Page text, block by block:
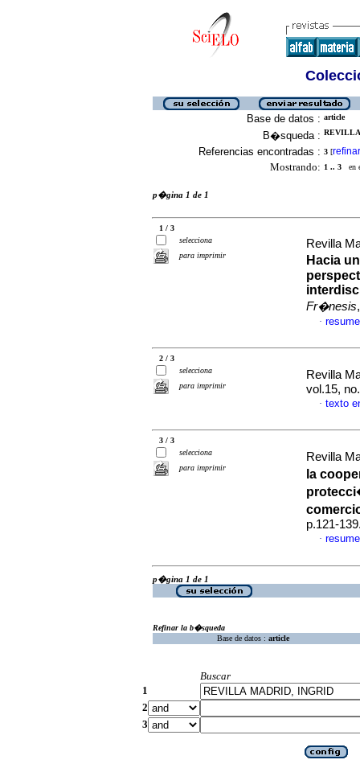
Base de datos : article
B�squeda :
Referencias encontradas : 3 [refinar
Mostrando: 1 .. 3 en
p�gina 1 de 1
1 / 3
selecciona
para imprimir
Revilla
Hacia
Fr�nesis
·
2 / 3
selecciona
para imprimir
Revilla
vol.15,
· texto
3 / 3
selecciona
para imprimir
Revilla
la
p.121-
·
p�gina 1 de 1
Refinar la b�squeda
Base de datos : article
Buscar
1
2
3